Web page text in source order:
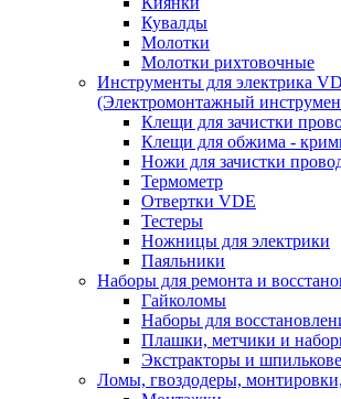
Кувалды
Молотки
Молотки рихтовочные
Инструменты для электрика
(Электромонтажный
Клещи для зачистки
Клещи для обжима -
Ножи для зачистки
Термометр
Отвертки VDE
Тестеры
Ножницы для электрики
Паяльники
Наборы для ремонта и
Гайколомы
Наборы для
Плашки, метчики и
Экстракторы и
Ломы, гвоздодеры,